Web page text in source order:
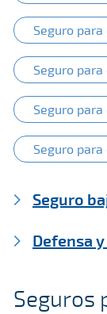
Seguro
Seguro
Seguro
Seguro
Seguro
Defensa
Seguros